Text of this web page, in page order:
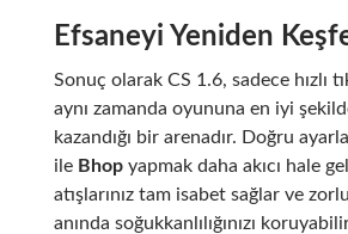
Efsaneyi Yeniden
Sonuç olarak CS 1.6, sadece hızlı
aynı zamanda oyununa en iyi
kazandığı bir arenadır. Doğru
ile Bhopyapmak daha akıcı hale
atışlarınız tam isabet sağlar ve
anında soğukkanlılığınızı